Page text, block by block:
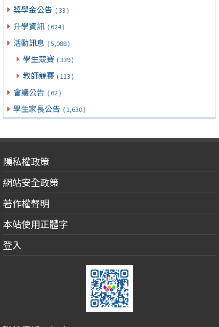
獎學金公告 ( 33 )
升學資訊 ( 624 )
活動訊息 ( 5,088 )
學生競賽 ( 339 )
教師競賽 ( 113 )
會議公告 ( 62 )
學生家長公告 ( 1,630 )
隱私權政策
網站安全政策
著作權聲明
本站使用正體字
登入